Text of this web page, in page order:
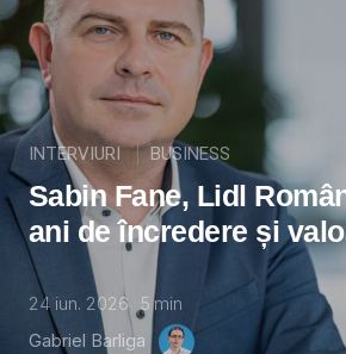
INTERVIURI BUSINESS
Sabin Fane, Lidl
ani de încredere și
24 iun. 2026 5 min
Gabriel Barliga